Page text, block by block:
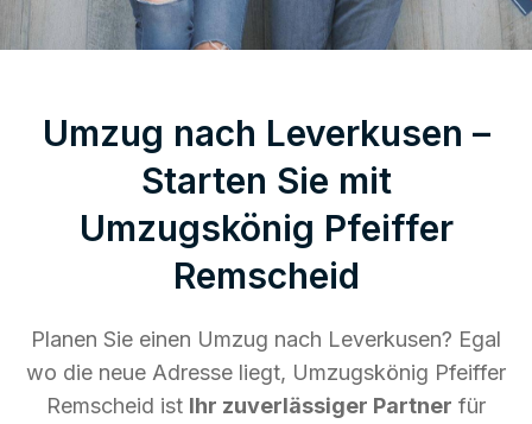
Umzug nach Leverkusen –
Starten Sie mit
Umzugskönig Pfeiffer
Remscheid
Planen Sie einen Umzug nach Leverkusen? Egal
wo die neue Adresse liegt, Umzugskönig Pfeiffer
Remscheid ist Ihr zuverlässiger Partner für